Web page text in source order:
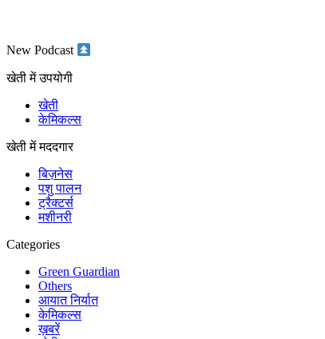
New Podcast
खेती में उपयोगी
खेती
केमिकल्स
खेती में मददगार
बिज़नेस
पशु पालन
ट्रैक्टर्स
मशीनरी
Categories
Green Guardian
Others
आयात निर्यात
केमिकल्स
ख़बरें